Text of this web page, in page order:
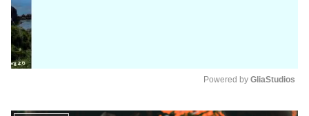
Powered by GliaStudios